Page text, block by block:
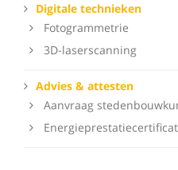
Digitale technieken
Fotogrammetrie
3D-laserscanning
Advies & attesten
Aanvraag